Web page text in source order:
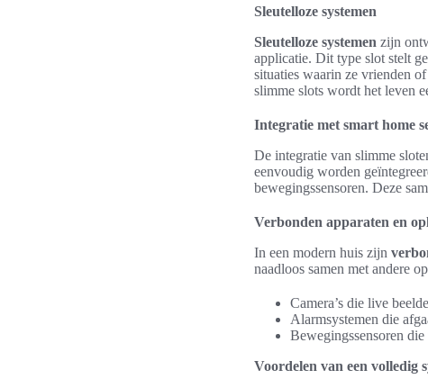
Sleutelloze systemen
Sleutelloze systemen zijn
applicatie. Dit type slot stelt
situaties waarin ze vrienden
slimme slots wordt het leven
Integratie met smart home
De integratie van slimme
eenvoudig worden
bewegingssensoren. Deze
Verbonden apparaten en
In een modern huis zijn
naadloos samen met andere
Camera’s die live
Alarmsystemen die
Bewegingssensoren
Voordelen van een volledig